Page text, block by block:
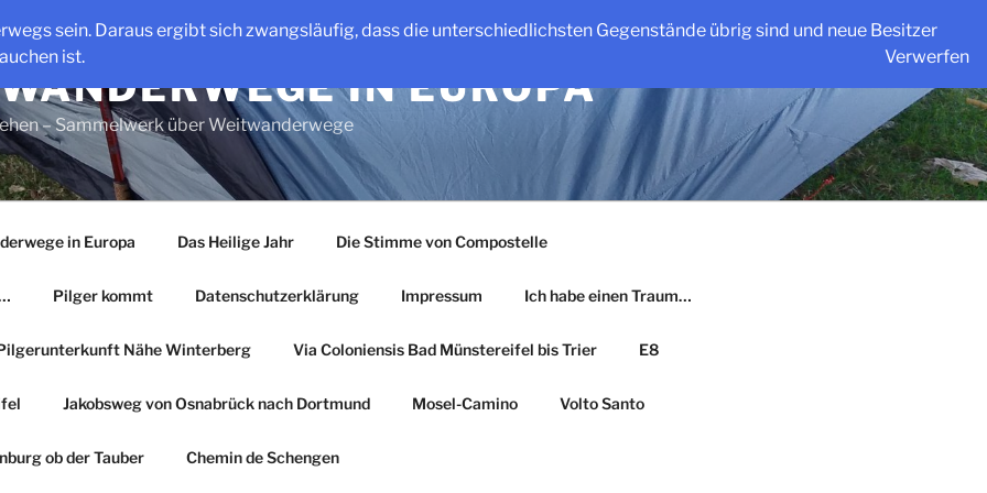
sein. Daraus ergibt sich zwangsläufig, dass die unterschiedlichsten Gegenstände übrig sind und neue Besitzer
ist.
Verwerfen
IN EUROPA
– Sammelwerk über Weitwanderwege
in Europa Das Heilige Jahr Die Stimme von Compostelle
Pilger kommt Datenschutzerklärung Impressum Ich habe einen Traum…
Nähe Winterberg Via Coloniensis Bad Münstereifel bis Trier E8
Jakobsweg von Osnabrück nach Dortmund Mosel-Camino Volto Santo
ob der Tauber Chemin de Schengen